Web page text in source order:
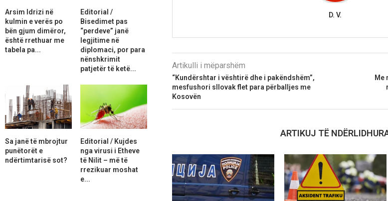
D. V.
Artikulli i mëparshëm
“Kundërshtar i vështirë dhe i pakëndshëm”,
mesfushori sllovak flet para përballjes me
Kosovën
Me
ARTIKUJ TË
Arsim Idrizi në
kulmin e verës po
bën gjum dimëror,
është rrethuar me
tabela pa...
Editorial /
Bisedimet pas
“perdeve” janë
legjitime në
diplomaci, por para
nënshkrimit
patjetër të ketë...
Sa janë të mbrojtur
punëtorët e
ndërtimtarisë sot?
Editorial / Kujdes
nga virusi i Etheve
të Nilit – më të
rrezikuar moshat
e...